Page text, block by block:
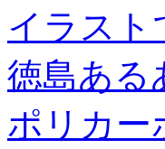
イラスト
徳島ある
ポリカー